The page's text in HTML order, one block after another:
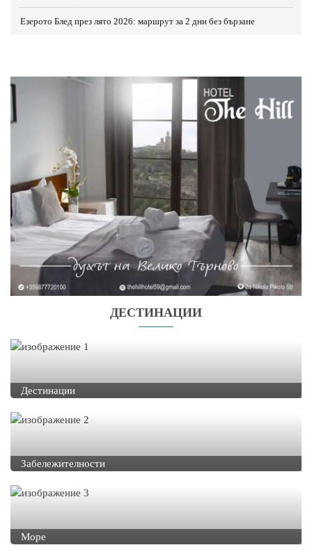
Езерото Блед през лято 2026: маршрут за 2 дни без бързане
ДЕСТИНАЦИИ
Дестинации
Забележителности
Море